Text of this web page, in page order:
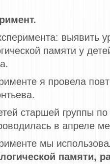
выявить
памяти у
я провела
старшей группы
в апреле
мы
памяти,